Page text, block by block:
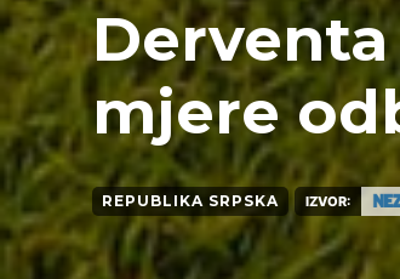
mjere
REPUBLIKA SRPSKA IZVOR: